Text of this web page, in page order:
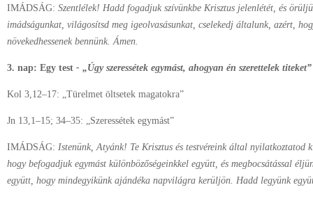
IMÁDSÁG: Szentlélek! Hadd fogadjuk szívünkbe Krisztus jelenlétét, és
imádságunkat, világosítsd meg igeolvasásunkat, cselekedj általunk, azért,
növekedhessenek bennünk. Ámen.
3. nap: Egy test - „Úgy szeressétek egymást, ahogyan én szerettelek titeket”
Kol 3,12–17: „Türelmet öltsetek magatokra”
Jn 13,1–15; 34–35: „Szeressétek egymást”
IMÁDSÁG: Istenünk, Atyánk! Te Krisztus és testvéreink által nyilatkoztatod
hogy befogadjuk egymást különbözőségeinkkel együtt, és megbocsátással
együtt, hogy mindegyikünk ajándéka napvilágra kerüljön. Hadd legyünk